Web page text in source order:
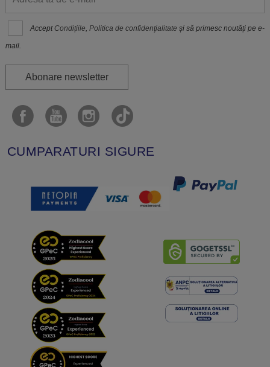
Accept Condițiile ,Politica de confidenţialitate și să primesc noutăți pe e-
mail.
Abonare newsletter
CUMPARATURI SIGURE